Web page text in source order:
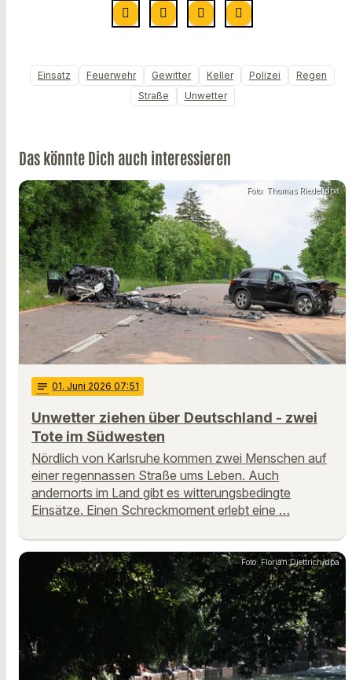
Einsatz Feuerwehr Gewitter Keller Polizei
Regen
Straße
Unwetter
Das könnte Dich auch interessieren
Foto: Thomas Riedel/dpa
notes 01. Juni 2026 07:51
Unwetter ziehen über Deutschland - zwei
Tote im Südwesten
Nördlich von Karlsruhe kommen zwei Menschen auf
einer regennassen Straße ums Leben. Auch
andernorts im Land gibt es witterungsbedingte
Einsätze. Einen Schreckmoment erlebt eine …
Foto: Florian Diettrich/dpa